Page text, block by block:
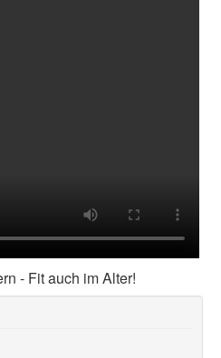
- Fit auch im Alter!